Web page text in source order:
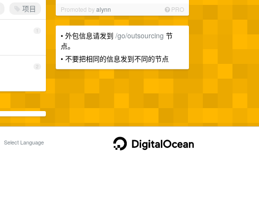
Promoted byalynn PRO
• 外包信息请发到 /go/outsourcing 节
点。
• 不要把相同的信息发到不同的节点
项目
1
2
Select Language